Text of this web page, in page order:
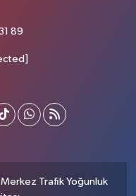
89
Merkez Trafik Yoğunluk